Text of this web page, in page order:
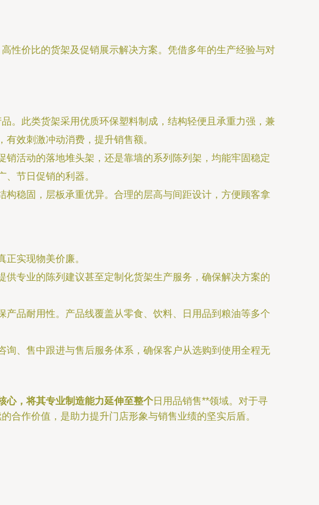
性价比的货架及促销展示解决方案。凭借多年的生产经验与对
。此类货架采用优质环保塑料制成，结构轻便且承重力强，兼
效刺激冲动消费，提升销售额。
销活动的落地堆头架，还是靠墙的系列陈列架，均能牢固稳定
节日促销的利器。
构稳固，层板承重优异。合理的层高与间距设计，方便顾客拿
实现物美价廉。
供专业的陈列建议甚至定制化货架生产服务，确保解决方案的
产品耐用性。产品线覆盖从零食、饮料、日用品到粮油等多个
询、售中跟进与售后服务体系，确保客户从选购到使用全程无
心，将其专业制造能力延伸至整个日用品销售**领域。对于寻
合作价值，是助力提升门店形象与销售业绩的坚实后盾。